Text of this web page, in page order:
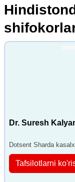
Dr. Suresh
Dotsent Sharda
Tafsilotlarni